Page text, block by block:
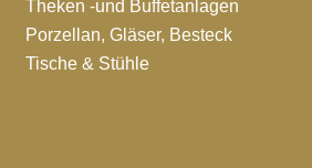
Theken -und Buffetanlagen
Porzellan, Gläser, Besteck
Tische & Stühle